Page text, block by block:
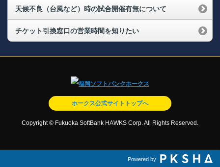
天候不良（台風など）時の試合開催有無について
チケット引換窓口の営業時間を知りたい
ホークス公式サイトトップへ
Copyright © Fukuoka SoftBank HAWKS Corp. All Rights Reserved.
Powered by